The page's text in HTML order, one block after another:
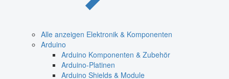
Alle anzeigen Elektronik & Komponenten
Arduino
Arduino Komponenten & Zubehör
Arduino-Platinen
Arduino Shields & Module